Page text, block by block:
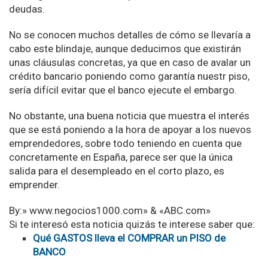
deudas.
No se conocen muchos detalles de cómo se llevaría a
cabo este blindaje, aunque deducimos que existirán
unas cláusulas concretas, ya que en caso de avalar un
crédito bancario poniendo como garantía nuestr piso,
sería difícil evitar que el banco ejecute el embargo.
No obstante, una buena noticia que muestra el interés
que se está poniendo a la hora de apoyar a los nuevos
emprendedores, sobre todo teniendo en cuenta que
concretamente en España, parece ser que la única
salida para el desempleado en el corto plazo, es
emprender.
By:» www.negocios1000.com» & «ABC.com»
Si te interesó esta noticia quizás te interese saber que:
Qué GASTOS lleva el COMPRAR un PISO de
BANCO